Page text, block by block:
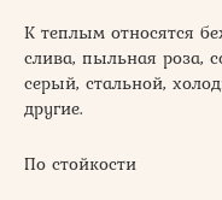
К теплым относятся
слива, пыльная роза,
серый, стальной,
другие.
По стойкости